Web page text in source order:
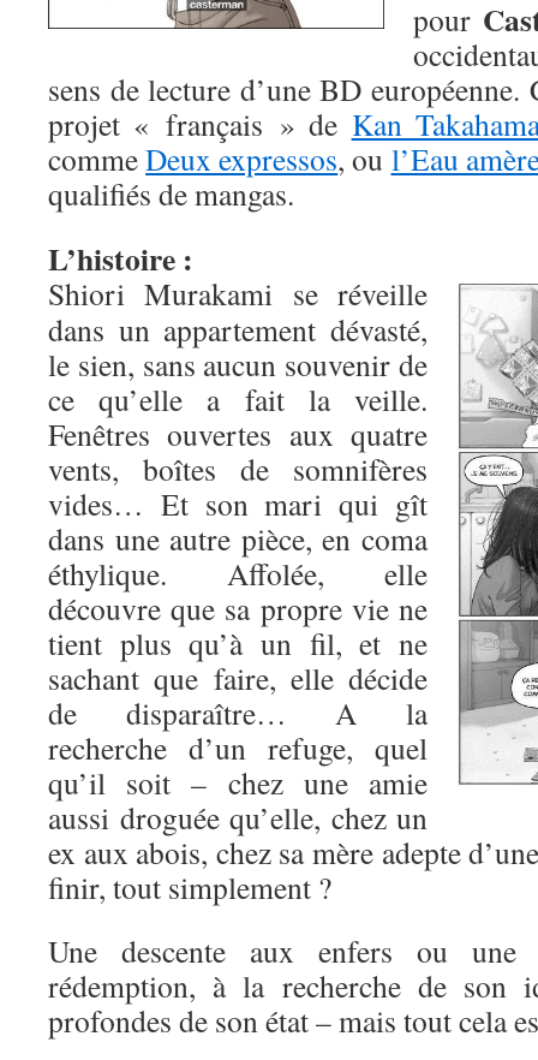
pour
sens de lecture d’une BD européenne.
projet « français » de Kan
commeDeux expressos, ou l’Eau
qualifiés de mangas.
L’histoire :
Shiori Murakami se réveille
dans un appartement dévasté,
le sien, sans aucun souvenir de
ce qu’elle a fait la veille.
Fenêtres ouvertes aux quatre
vents, boîtes de somnifères
vides… Et son mari qui gît
dans une autre pièce, en coma
éthylique. Affolée, elle
découvre que sa propre vie ne
tient plus qu’à un fil, et ne
sachant que faire, elle décide
de disparaître… A la
recherche d’un refuge, quel
qu’il soit – chez une amie
aussi droguée qu’elle, chez un
ex aux abois, chez sa mère adepte
finir, tout simplement ?
Une descente aux enfers ou une
rédemption, à la recherche de son
profondes de son état – mais tout cela